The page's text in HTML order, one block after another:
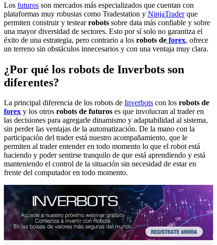
Los futuros son mercados más especializados que cuentan con
plataformas muy robustas como Tradestation y NinjaTraderque
permiten construir y testearrobots sobre data más confiable y sobre
una mayor diversidad de sectores. Esto por sí solo no garantiza el
éxito de una estrategia, pero contrario a los robots de forex, ofrece
un terreno sin obstáculos innecesarios y con una ventaja muy clara.
¿Por qué los robots de Inverbots son
diferentes?
La principal diferencia de los robots de Inverbots con los robots de
forex y los otros robots de futuros es que involucran al trader en
las decisiones para agregarle dinamismo y adaptabilidad al sistema,
sin perder las ventajas de la automatización. De la mano con la
participación del trader está nuestro acompañamiento, que le
permiten al trader entender en todo momento lo que el robot está
haciendo y poder sentirse tranquilo de que está aprendiendo y está
manteniendo el control de la situación sin necesidad de estar en
frente del computador en todo momento.